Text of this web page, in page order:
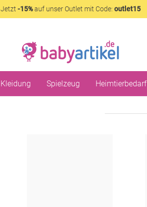
Jetzt -15%auf unser Outlet mit Code: outlet15
Kleidung Spielzeug Heimtierbedarf